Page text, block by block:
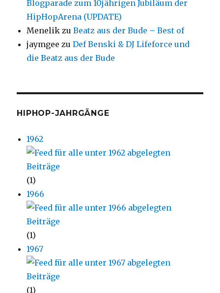
Blogparade zum 10jährigen Jubiläum der
HipHopArena (UPDATE)
Menelik zuBeatz aus der Bude – Best of
jaymgee zuDef Benski & DJ Lifeforce und
die Beatz aus der Bude
HIPHOP-JAHRGÄNGE
1962
(1)
1966
(1)
1967
(1)